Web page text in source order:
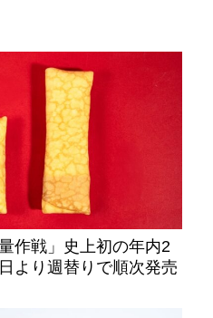
作戦」史上初の年内2
より週替りで順次発売